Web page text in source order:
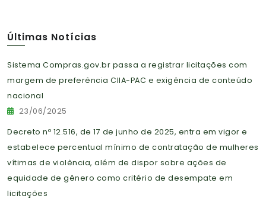
Últimas Notícias
Sistema Compras.gov.br passa a registrar licitações com
margem de preferência CIIA-PAC e exigência de conteúdo
nacional
23/06/2025
Decreto nº 12.516, de 17 de junho de 2025, entra em vigor e
estabelece percentual mínimo de contratação de mulheres
vítimas de violência, além de dispor sobre ações de
equidade de gênero como critério de desempate em
licitações